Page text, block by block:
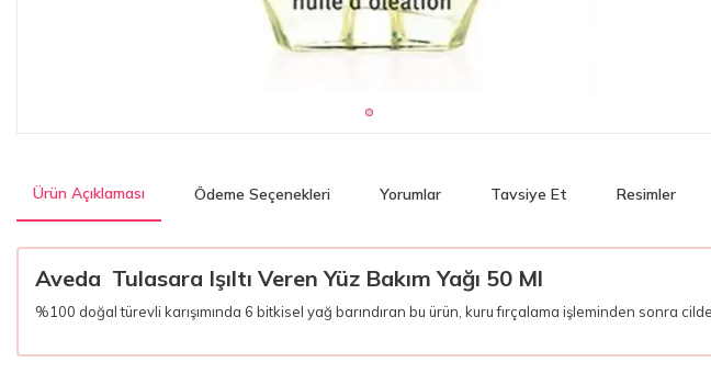
Ürün Açıklaması Ödeme Seçenekleri Yorumlar Tavsiye Et Resimler
Aveda Tulasara Işıltı Veren Yüz Bakım Yağı 50 Ml
%100 doğal türevli karışımında 6 bitkisel yağ barındıran bu ürün, kuru fırçalama işleminden sonra